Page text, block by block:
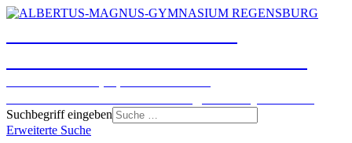
Suchbegriff eingeben
Erweiterte Suche